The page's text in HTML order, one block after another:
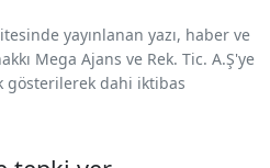
yayınlanan yazı, haber ve
Mega Ajans ve Rek. Tic. A.Ş'ye
gösterilerek dahi iktibas